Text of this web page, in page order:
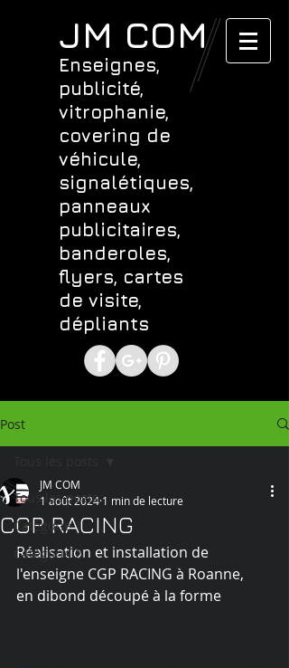
JM COM
Enseignes,
publicité,
vitrophanie,
covering de
véhicule,
signalétiques,
panneaux
publicitaires,
banderoles,
flyers, cartes
de visite,
dépliants
Post
Tous les posts
Catégorie 1
Catégorie 2
CGP RACING
JM COM
1 août 2024 1 min de lecture
Réalisation et installation de
l'enseigne CGP RACING à Roanne,
en dibond découpé à la forme